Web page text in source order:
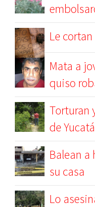
Le
Mata a
quiso
Torturan
de
Balean a
su casa
Lo